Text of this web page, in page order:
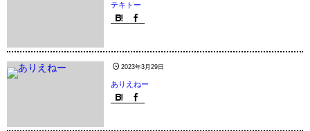
テキトー
2023年3月29日
ありえねー